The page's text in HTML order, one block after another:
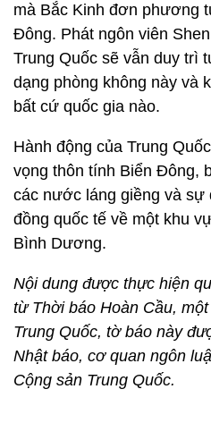
mà Bắc Kinh đơn phương
Đông. Phát ngôn viên
Trung Quốc sẽ vẫn duy trì
dạng phòng không này và
bất cứ quốc gia nào.
Hành động của Trung
vọng thôn tính Biển Đông,
các nước láng giềng và sự
đồng quốc tế về một khu
Bình Dương.
Nội dung được thực hiện
từ Thời báo Hoàn Cầu,
Trung Quốc, tờ báo này
Nhật báo, cơ quan ngôn
Cộng sản Trung Quốc.